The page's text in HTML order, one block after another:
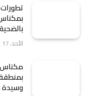
الأحد، 17 مايو 2026
وسيدة